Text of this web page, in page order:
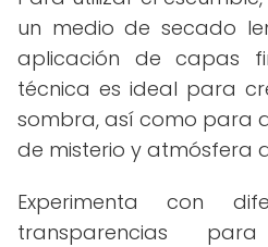
un medio de secado
aplicación de capas
técnica es ideal para
sombra, así como para
de misterio y atmósfera
Experimenta con
transparencias